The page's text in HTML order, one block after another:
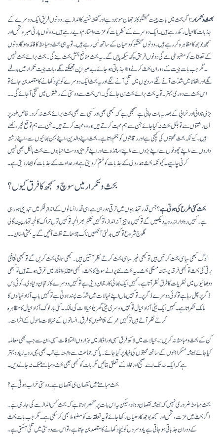
بحث و تکرار: اگر بحث میں بات چیت گفتگو کا رُجھان موجود ہے اور گفتہ شنید کا انداز ہے۔ دونوں فریق ایک دوسرے کے
جذبات کا خیال رکھ رہے ہیں۔ ایک دوسرے کے نظریات کو عزت و احتارم دیے رہے ہیں۔ دونوں پارٹی صبر و تحمل اور
سمجھ بوجھ کا مظاہرہ کر رہے ہیں۔ دونوں گفتگو کو دھیان کے ساتھ سُن رہے ہیں ۔ تو یہ ہی بحث و مباحثہ کا فائدہ ہو گا دونوں
کے تعلقات کو مضبوطی ملے گی دونوں فرہق کچھ سیکھ پایں گے۔ یہ بحث منافع بخش بحث بنے گی۔ بحث برائے بحث نہیں
۔ مگر جب بات چیت کے دوران بحث کرنے والا جذباتی ہوجائے بےصبرا پن جھلکنے لگے، بات چیت تکرار میں بدلنے
لگے اور الفاظ میں شدّت آنے لگے، رویوں میں تلخی آنے لگے اور یہ بحث ایک دوسرے کو نیچا دکھانے کا مقصد بن جائے تو
اس بحث سے دوری بہتر۔ تو یہ بحث برائے بحث بن جائے گی۔ اس بحث سے دوستی کے رشتوں میں تلخی آ جائے گی۔۔
بڑی نادانی اور خرابی کے بعد یہ بات جانی ہے سمجھی ہے کہ کبھی بھی اور کسی سے بھی بحث برائے بحث نہ کرو۔ خاص طور پر
اُن رشتوں سے تو بلکل بحث نہ کیا جائے جن سے ہم محبت کرتے ہیں اور وہ محبت کرتے ہیں۔ جن سے ہم توقع خیر رکھتے
ہیں۔ کیونکہ بحث محبتوں کی کیچی ہے اور رقابتوں کو جنم داتا ہے۔ بحث اپنے والدین، اپنے بہن بھائیوں سے، اپنے رشتہ
داروں سے، اپنے چھوٹوں سے اپنے بڑوں سے، اپنے اساتذہ سے اور اپنے قریبی دوست احبابوں سے بحث بالکل بھی نہیں
کرنی چاہیے۔ کیونکہ بحث ہمدردی کے جذبات کو ختم کر دیتی ہے اور عداوت کے جذبات کو ابھار دیتی ہے۔
بحث و تکرار میں سوچ و سمجھ کا فرق کیوں؟
بحث کئی طرح کی ہوتی ہے؟ جس قدر تہذیبوں میں ترقیہورہی ہےاسی قدر انسانوں کے اندازِ فکر میں تبدیلی ہو رہی
ہے۔ کہیں روادارانہ رویہ دیکھیں گے تو کہیں عاجیزآنہ انداز، تو کہیں تکبّر بھرا لحجہ تو کہیں توں تراک کا لحجہ تو مار پیٹ گالی
گلوج شروع تو کہیں بدلتی آنکھیں ناک چڑھاتے نظت آئیں گے یہ بحثی اسنان۔۔
لوگ کبھی سیاسی بحث کرتیں ہیں تو کبھی غیر سیاسی بحث کرتے نظر آتئیں ہیں۔ کبھی سماجی بحث کریں گے تو کبھی ثقافتی
برتی کی بحث تو کبھی فرقہ پرستانہ مسلکی بحث۔ یہ بحث نئے پرانے سوچ کا بحث، کبھی عقائد و افکار میں غرق ہوتے ہیں تو کبھی
دو بھائیوں میں نظریات کا فرق نظر آ تا ہے۔ کہیں ایک بھائی کا رجحان دینی ہے تو کہیں دوسرے کا رُحجان دنیاوی۔ کوئی اِس
ڈگر پر چل رہا ہے تو کوئی دوسرے ڈگر پر۔ تو کہیں ماں اپنے خیالات میں شدّت پسند ہوتی ہے تو کہیں باپ آزاد خیالوں کا
مالک نظر اتا ہے۔ کہیں ایک بیٹی آزاد خیال تو کہیں دوسری بیٹی گھریلو خیالات کی مالکہ۔ کئی بار لوگ آزاد خیال کا مظاہرہ
کرتے نظر آتے ہیں تو کہیں عمر کے تقاضوں کا فرق ۔ انسانوں کے خیالات ماحول کے اثرات۔
کن کے بحث و مباحثہ نہ کریں:۔ خیالات میں لاکھ فرق سہی اور افکار میں ہزاروں اختلافات سہی، ان سے جب بھی معاملہ
کیا جائے ہمیشہ مسکراہٹوں کے ساتھ محبتوں کی بنیاد پر کیا جائے۔ یا کسی جماعت سے وابستہ ہے تب بھی یہی رویہ زیادہ بہتر
ہے کہ ایک حد تک اسے صحیح اور غلط کے تعلق بتائیں مگر بات کو کبھی بھی بحث و مباحثے تک نہ جانے دیں۔
بحث مباحثے میں نقصان ہی نقصان ہے۔دوستی خراب ہوتی ہے؟
بحث مباحثہ ضروری نہیں کہ ہمیشہ نقصان دہ ہو، لیکن یہ اس بات پر منحصر ہوتا ہے کہ بحث کس انداز سے کی جا رہی ہے۔
اگر بحث میں عزت، تحمل اور سمجھ بوجھ کا دھیان رکھا جائے تو یہ تعلقات کو مضبوط بھی کر سکتی ہے۔ مگر جب بات بحث
کے دوران جذباتی ہوجاتی ہے یا دوسروں کو نیچا دکھانے کا مقصد بن جاتا ہے، تو اس سے دوستی میں تلخی آ سکتی ہے۔